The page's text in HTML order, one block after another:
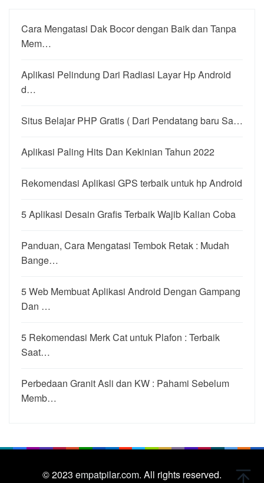
Cara Mengatasi Dak Bocor dengan Baik dan Tanpa
Mem…
Aplikasi Pelindung Dari Radiasi Layar Hp Android
d…
Situs Belajar PHP Gratis ( Dari Pendatang baru Sa…
Aplikasi Paling Hits Dan Kekinian Tahun 2022
Rekomendasi Aplikasi GPS terbaik untuk hp Android
5 Aplikasi Desain Grafis Terbaik Wajib Kalian Coba
Panduan, Cara Mengatasi Tembok Retak : Mudah
Bange…
5 Web Membuat Aplikasi Android Dengan Gampang
Dan …
5 Rekomendasi Merk Cat untuk Plafon : Terbaik
Saat…
Perbedaan Granit Asli dan KW : Pahami Sebelum
Memb…
© 2023 empatpilar.com. All rights reserved.